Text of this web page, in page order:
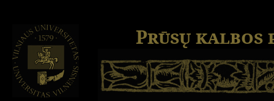
Prūsų kalbos